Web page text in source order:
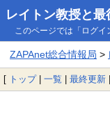
レイトン教授と
このページでは「ログイ
ZAPAnet総合情報局 >
[ トップ| 一覧 | 最終更新 |